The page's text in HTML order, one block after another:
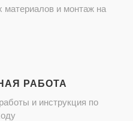
материалов и монтаж на
РАБОТА
и инструкция по